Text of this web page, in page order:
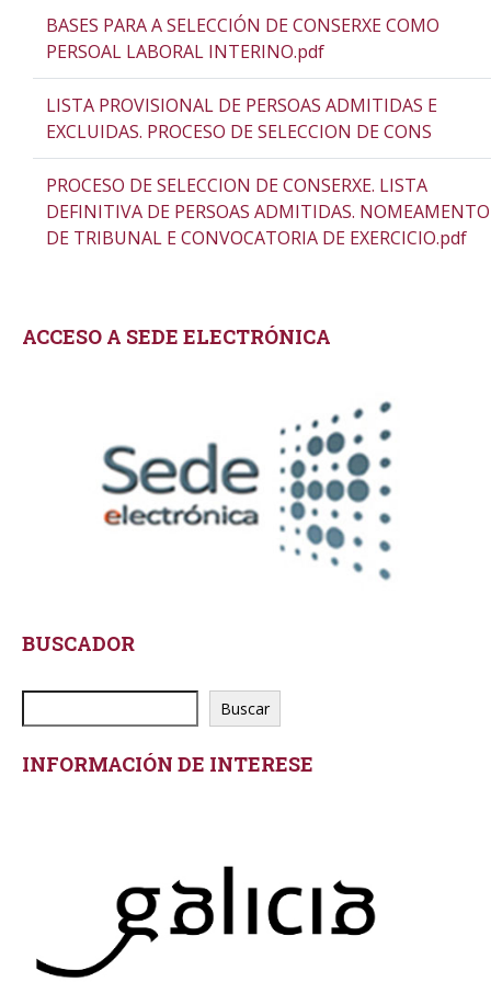
BASES PARA A SELECCIÓN DE CONSERXE COMO
PERSOAL LABORAL INTERINO.pdf
LISTA PROVISIONAL DE PERSOAS ADMITIDAS E
EXCLUIDAS. PROCESO DE SELECCION DE CONS
PROCESO DE SELECCION DE CONSERXE. LISTA
DEFINITIVA DE PERSOAS ADMITIDAS. NOMEAMENTO
DE TRIBUNAL E CONVOCATORIA DE EXERCICIO.pdf
ACCESO A SEDE ELECTRÓNICA
BUSCADOR
Buscar
INFORMACIÓN DE INTERESE